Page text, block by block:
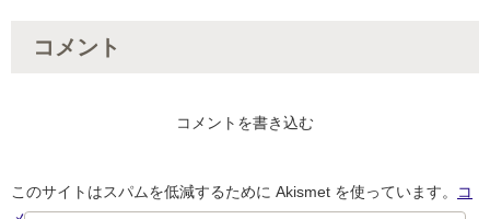
コメント
コメントを書き込む
このサイトはスパムを低減するために Akismet を使っています。
コ